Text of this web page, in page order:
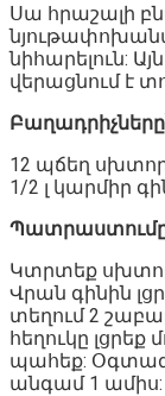
Սա հրաշալի
նիհարելուն:
վերացնում է
12 պճեղ
1/2 լ կարմիր
Կտրտեք
Վրան գինին
տեղում 2
հեղուկը լցրեք
պահեք:
անգամ 1 ամիս: